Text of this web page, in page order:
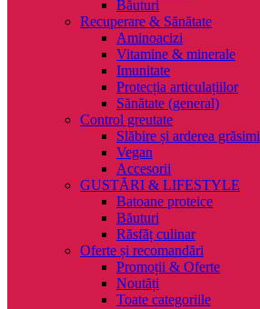
Băuturi
Recuperare & Sănătate
Aminoacizi
Vitamine & minerale
Imunitate
Protecția articulațiilor
Sănătate (general)
Control greutate
Slăbire și arderea grăsimi
Vegan
Accesorii
GUSTĂRI & LIFESTYLE
Batoane proteice
Băuturi
Răsfăț culinar
Oferte și recomandări
Promoții & Oferte
Noutăți
Toate categoriile